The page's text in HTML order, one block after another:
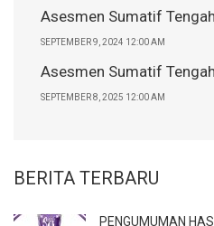
Asesmen Sumatif
SEPTEMBER 9, 2024 12:00 AM
Asesmen Sumatif
SEPTEMBER 8, 2025 12:00 AM
BERITA TERBARU
PENGUMUMAN